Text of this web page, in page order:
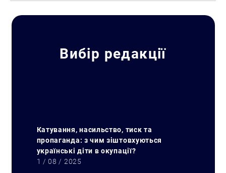
Вибір редакції
Катування, насильство, тиск та
пропаганда: з чим зіштовхуються
українські діти в окупації?
1 / 08 / 2025